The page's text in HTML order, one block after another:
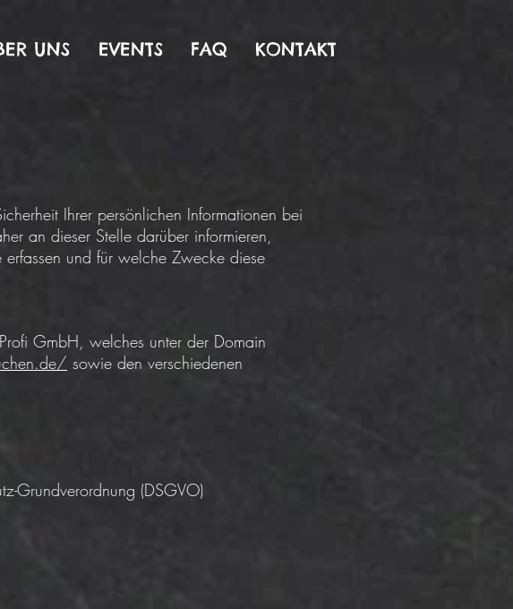
UNS EVENTS FAQ KONTAKT
Ihrer persönlichen Informationen bei
an dieser Stelle darüber informieren,
und für welche Zwecke diese
GmbH, welches unter der Domain
sowie den verschiedenen
Grundverordnung (DSGVO)